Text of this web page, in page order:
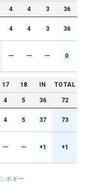
4 4 3 36
4 4 3 36
ー ー ー 0
17 18 IN TOTAL
4 5 36 72
4 5 37 73
ー ー +1 +1
ボギー